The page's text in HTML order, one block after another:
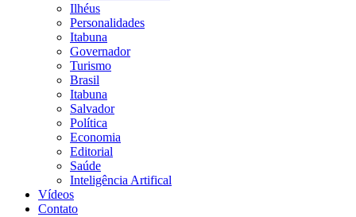
Ilhéus
Personalidades
Itabuna
Governador
Turismo
Brasil
Itabuna
Salvador
Política
Economia
Editorial
Saúde
Inteligência Artifical
Vídeos
Contato